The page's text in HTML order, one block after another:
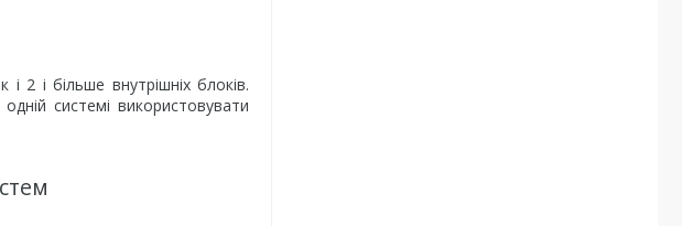
2 і більше внутрішніх блоків.
системі використовувати